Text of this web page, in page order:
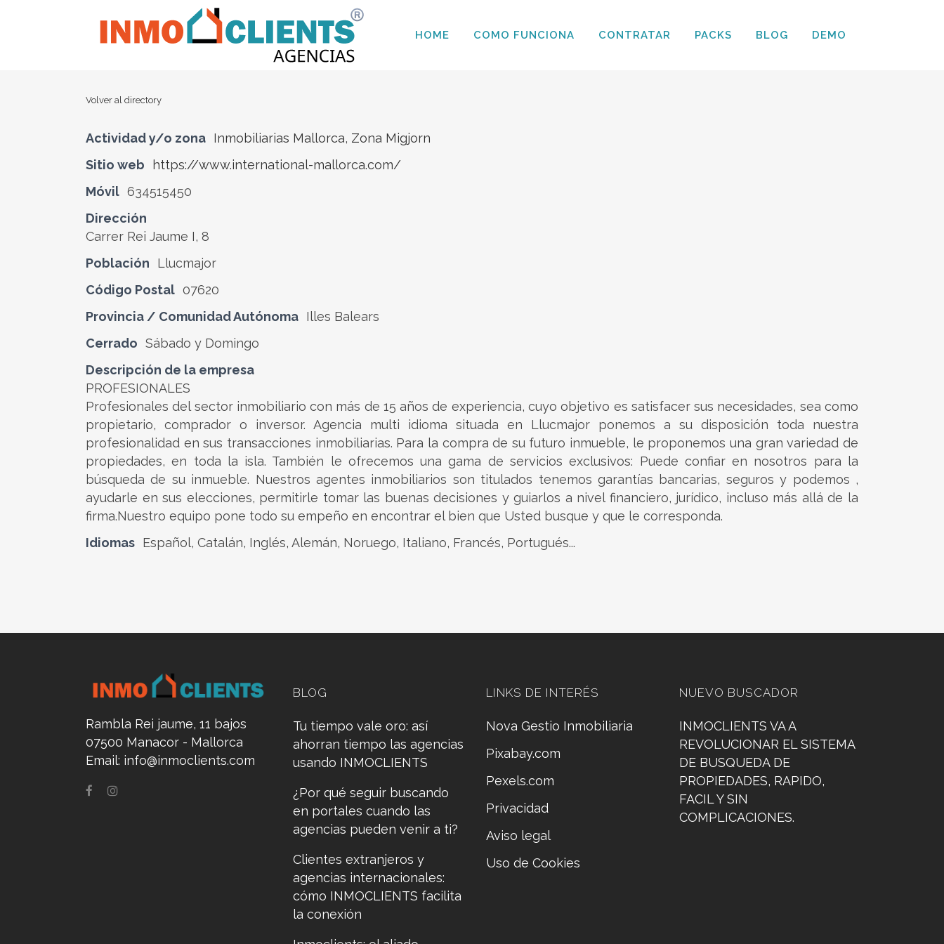
HOME COMO FUNCIONA CONTRATAR PACKS BLOG DEMO
Volver al directory
Actividad y/o zona Inmobiliarias Mallorca, Zona Migjorn
Sitio web
https://www.international-mallorca.com/
Móvil 634515450
Dirección
Carrer Rei Jaume I, 8
Población
Llucmajor
Código Postal 07620
Provincia / Comunidad Autónoma Illes Balears
Cerrado Sábado y Domingo
Descripción de la empresa
PROFESIONALES
Profesionales del sector inmobiliario con más de 15 años de experiencia, cuyo objetivo es satisfacer sus necesidades, sea como
propietario, comprador o inversor. Agencia multi idioma situada en Llucmajor ponemos a su disposición toda nuestra
profesionalidad en sus transacciones inmobiliarias. Para la compra de su futuro inmueble, le proponemos una gran variedad de
propiedades, en toda la isla. También le ofrecemos una gama de servicios exclusivos: Puede confiar en nosotros para la
búsqueda de su inmueble. Nuestros agentes inmobiliarios son titulados tenemos garantías bancarias, seguros y podemos ,
ayudarle en sus elecciones, permitirle tomar las buenas decisiones y guiarlos a nivel financiero, jurídico, incluso más allá de la
firma.Nuestro equipo pone todo su empeño en encontrar el bien que Usted busque y que le corresponda.
Idiomas Español, Catalán, Inglés, Alemán, Noruego, Italiano, Francés, Portugués...
Rambla Rei jaume, 11 bajos
07500 Manacor - Mallorca
Email: info@inmoclients.com
BLOG
Tu tiempo vale oro: así
ahorran tiempo las agencias
usando INMOCLIENTS
¿Por qué seguir buscando
en portales cuando las
agencias pueden venir a ti?
Clientes extranjeros y
agencias internacionales:
cómo INMOCLIENTS facilita
la conexión
LINKS DE INTERÉS
Nova Gestio Inmobiliaria
Pixabay.com
Pexels.com
Privacidad
Aviso legal
Uso de Cookies
NUEVO BUSCADOR
INMOCLIENTS VA A
REVOLUCIONAR EL SISTEMA
DE BUSQUEDA DE
PROPIEDADES, RAPIDO,
FACIL Y SIN
COMPLICACIONES.